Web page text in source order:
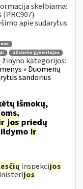
skelbiama:
apie sudarytus
užsienio gyventojas
žinyno kategorijos:
» Duomenų
sandorius
išmokų,
jos priedų
ir
inspekcijos
jos